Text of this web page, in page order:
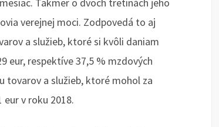
verejnej moci. Zodpovedá to aj
a služieb, ktoré si kvôli daniam
eur, respektíve 37,5 % mzdových
tovarov a služieb, ktoré mohol za
v roku 2018.